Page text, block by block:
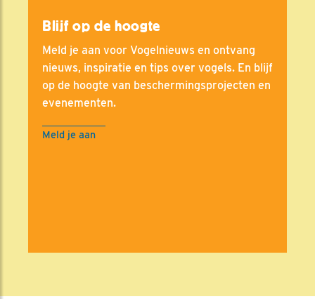
Blijf op de hoogte
Meld je aan voor Vogelnieuws en ontvang
nieuws, inspiratie en tips over vogels. En blijf
op de hoogte van beschermingsprojecten en
evenementen.
Meld je aan